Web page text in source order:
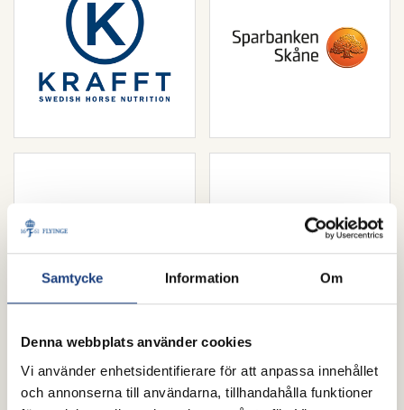
Samtycke Information Om
Denna webbplats använder cookies
Vi använder enhetsidentifierare för att anpassa innehållet
och annonserna till användarna, tillhandahålla funktioner